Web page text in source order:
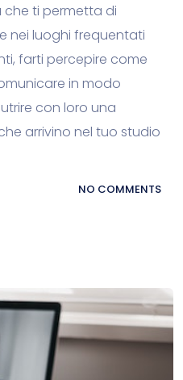
ti permetta di
nei luoghi frequentati
farti percepire come
in modo
con loro una
arrivino nel tuo studio
NO COMMENTS